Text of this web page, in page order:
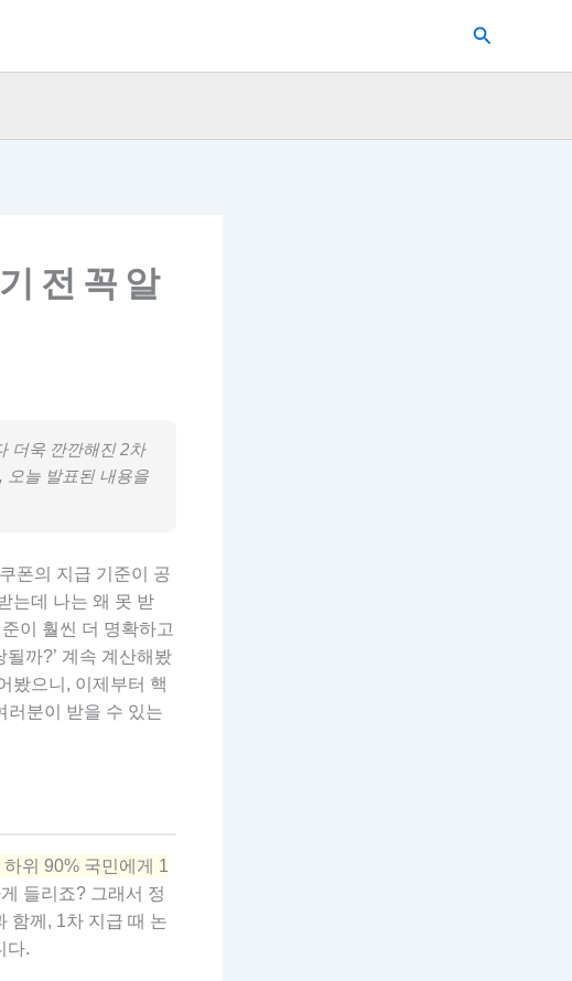
검
전 꼭 알
더욱 깐깐해진 2차
오늘 발표된 내용을
폰의 지급 기준이 공
는데 나는 왜 못 받
이 훨씬 더 명확하고
까?’ 계속 계산해봤
봤으니, 이제부터 핵
러분이 받을 수 있는
하위 90% 국민에게 1
들리죠? 그래서 정
함께, 1차 지급 때 논
다.